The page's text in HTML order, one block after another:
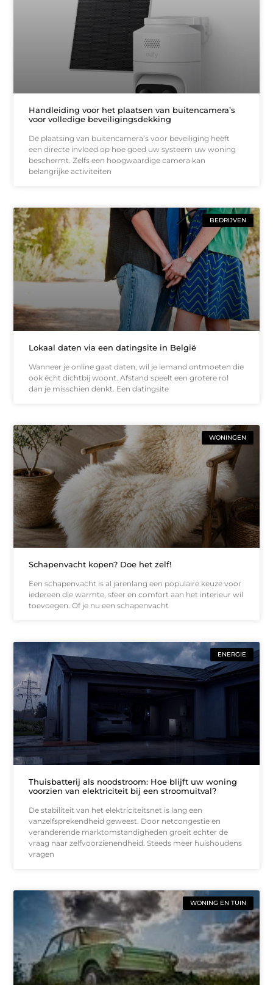
Handleiding voor het plaatsen van buitencamera’s
voor volledige beveiligingsdekking
De plaatsing van buitencamera’s voor beveiliging heeft
een directe invloed op hoe goed uw systeem uw woning
beschermt. Zelfs een hoogwaardige camera kan
belangrijke activiteiten
BEDRIJVEN
Lokaal daten via een datingsite in België
Wanneer je online gaat daten, wil je iemand ontmoeten die
ook écht dichtbij woont. Afstand speelt een grotere rol
dan je misschien denkt. Een datingsite
WONINGEN
Schapenvacht kopen? Doe het zelf!
Een schapenvacht is al jarenlang een populaire keuze voor
iedereen die warmte, sfeer en comfort aan het interieur wil
toevoegen. Of je nu een schapenvacht
ENERGIE
Thuisbatterij als noodstroom: Hoe blijft uw woning
voorzien van elektriciteit bij een stroomuitval?
De stabiliteit van het elektriciteitsnet is lang een
vanzelfsprekendheid geweest. Door netcongestie en
veranderende marktomstandigheden groeit echter de
vraag naar zelfvoorzienendheid. Steeds meer huishoudens
vragen
WONING EN TUIN